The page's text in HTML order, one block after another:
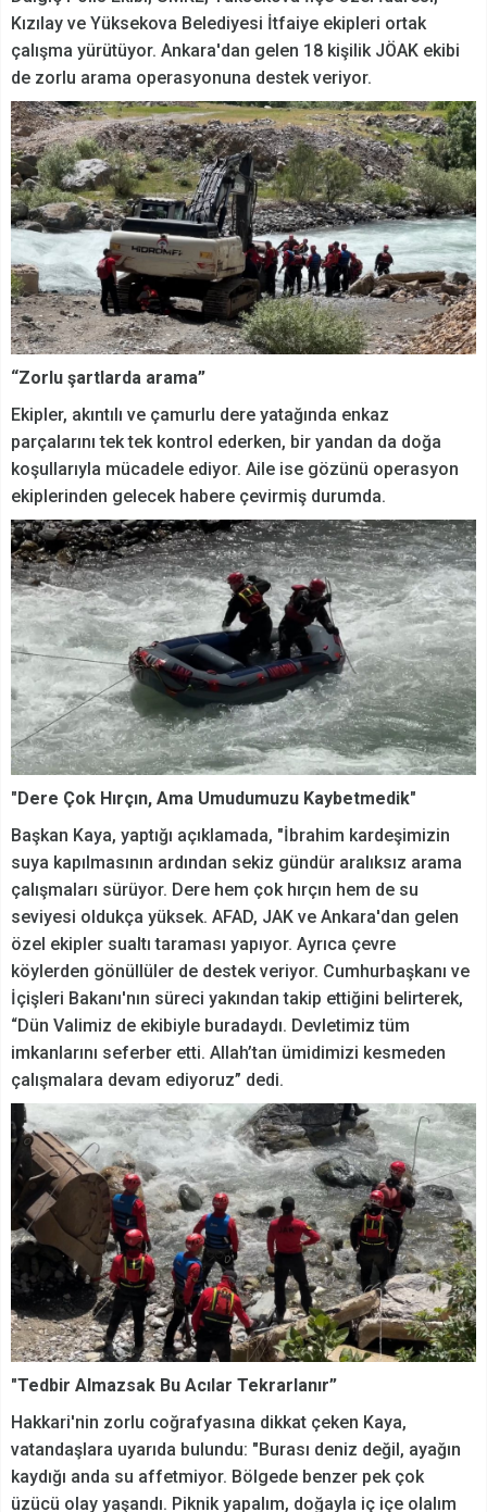
Kızılay ve Yüksekova Belediyesi İtfaiye ekipleri ortak
çalışma yürütüyor. Ankara'dan gelen 18 kişilik JÖAK ekibi
de zorlu arama operasyonuna destek veriyor.
“Zorlu şartlarda arama”
Ekipler, akıntılı ve çamurlu dere yatağında enkaz
parçalarını tek tek kontrol ederken, bir yandan da doğa
koşullarıyla mücadele ediyor. Aile ise gözünü operasyon
ekiplerinden gelecek habere çevirmiş durumda.
"Dere Çok Hırçın, Ama Umudumuzu Kaybetmedik"
Başkan Kaya, yaptığı açıklamada, "İbrahim kardeşimizin
suya kapılmasının ardından sekiz gündür aralıksız arama
çalışmaları sürüyor. Dere hem çok hırçın hem de su
seviyesi oldukça yüksek. AFAD, JAK ve Ankara'dan gelen
özel ekipler sualtı taraması yapıyor. Ayrıca çevre
köylerden gönüllüler de destek veriyor. Cumhurbaşkanı ve
İçişleri Bakanı'nın süreci yakından takip ettiğini belirterek,
“Dün Valimiz de ekibiyle buradaydı. Devletimiz tüm
imkanlarını seferber etti. Allah’tan ümidimizi kesmeden
çalışmalara devam ediyoruz” dedi.
"Tedbir Almazsak Bu Acılar Tekrarlanır”
Hakkari'nin zorlu coğrafyasına dikkat çeken Kaya,
vatandaşlara uyarıda bulundu: "Burası deniz değil, ayağın
kaydığı anda su affetmiyor. Bölgede benzer pek çok
üzücü olay yaşandı. Piknik yapalım, doğayla iç içe olalım